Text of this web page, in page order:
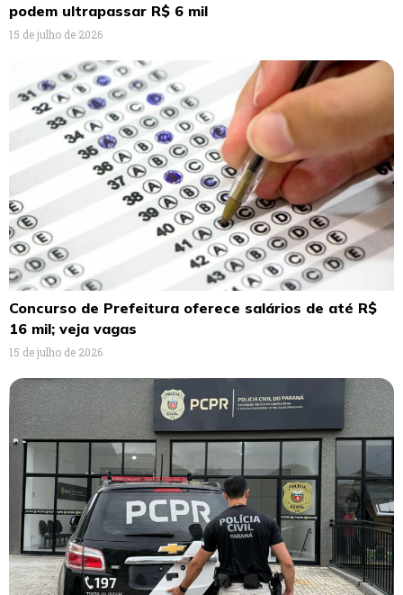
podem ultrapassar R$ 6 mil
15 de julho de 2026
Concurso de Prefeitura oferece salários de até R$
16 mil; veja vagas
15 de julho de 2026